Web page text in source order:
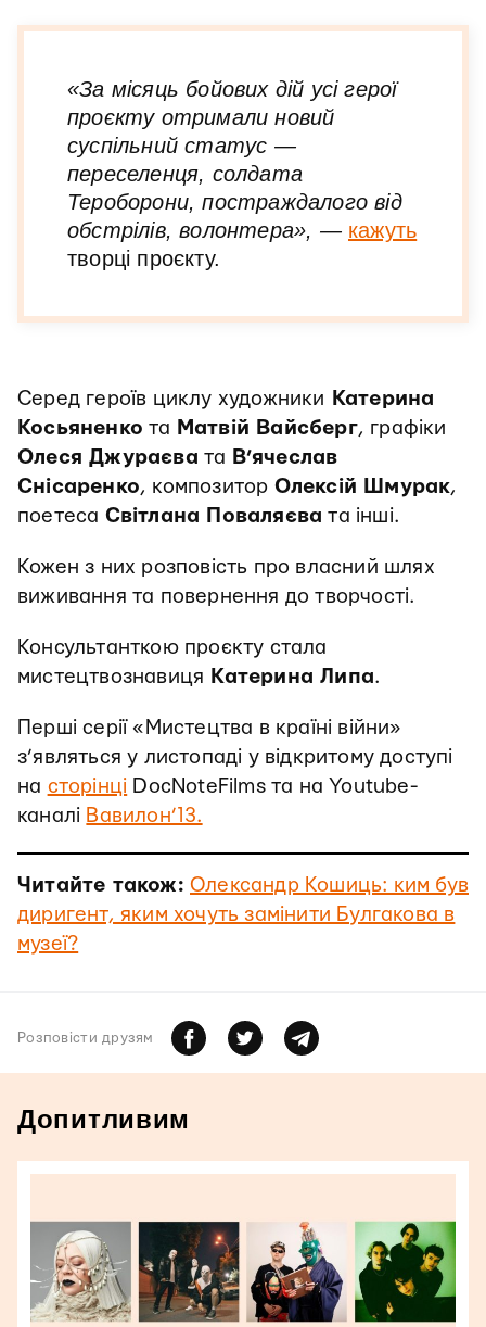
«За місяць бойових дій усі герої
проєкту отримали новий
суспільний статус —
переселенця, солдата
Тероборони, постраждалого від
обстрілів, волонтера», — кажуть
творці проєкту.
Серед героїв циклу художники Катерина
Косьяненко та Матвій Вайсберг, графіки
Олеся Джураєва та В’ячеслав
Снісаренко, композитор Олексій Шмурак,
поетеса Світлана Поваляєва та інші.
Кожен з них розповість про власний шлях
виживання та повернення до творчості.
Консультанткою проєкту стала
мистецтвознавиця Катерина Липа.
Перші серії «Мистецтва в країні війни»
з’являться у листопаді у відкритому доступі
на сторінці DocNoteFilms та на Youtube-
каналі Вавилон’13.
Читайте також: Олександр Кошиць: ким був
диригент, яким хочуть замінити Булгакова в
музеї?
Розповiсти друзям
Допитливим